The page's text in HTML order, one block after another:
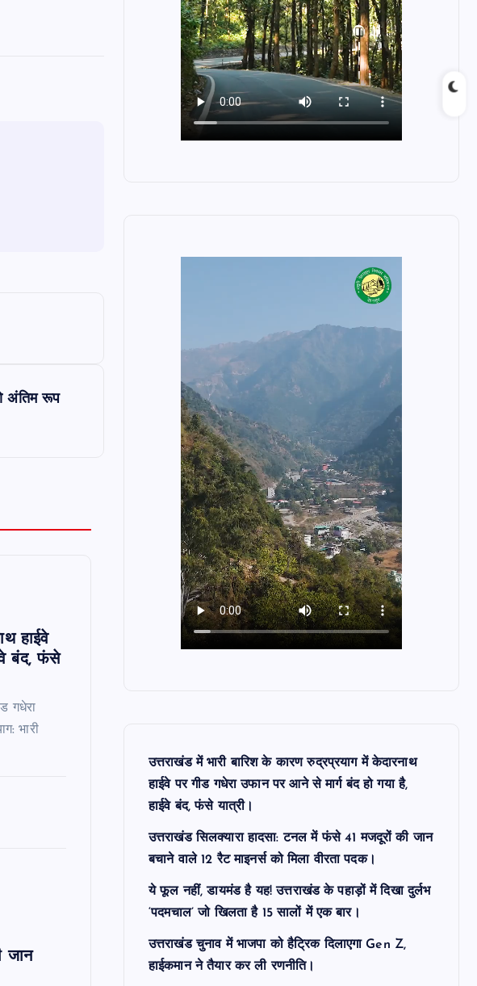
अंतिम रूप
हाईवे
बंद, फंसे
गधेरा
भारी
जान
उत्तराखंड में भारी बारिश के कारण रुद्रप्रयाग में केदारनाथ
हाईवे पर गीड गधेरा उफान पर आने से मार्ग बंद हो गया है,
हाईवे बंद, फंसे यात्री।
उत्तराखंड सिलक्यारा हादसा: टनल में फंसे 41 मजदूरों की जान
बचाने वाले 12 रैट माइनर्स को मिला वीरता पदक।
ये फूल नहीं, डायमंड है यह! उत्तराखंड के पहाड़ों में दिखा दुर्लभ
‘पदमचाल’ जो खिलता है 15 सालों में एक बार।
उत्तराखंड चुनाव में भाजपा को हैट्रिक दिलाएगा Gen Z,
हाईकमान ने तैयार कर ली रणनीति।